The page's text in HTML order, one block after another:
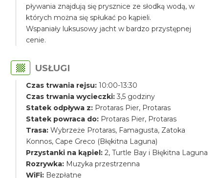
pływania znajdują się prysznice ze słodką wodą, w
których można się spłukać po kąpieli.
Wspaniały luksusowy jacht w bardzo przystępnej
cenie.
USŁUGI
Czas trwania rejsu: 10:00-13:30
Czas trwania wycieczki: 3,5 godziny
Statek odpływa z: Protaras Pier, Protaras
Statek powraca do: Protaras Pier, Protaras
Trasa: Wybrzeże Protaras, Famagusta, Zatoka
Konnos, Cape Greco (Błękitna Laguna)
Przystanki na kąpiel: 2, Turtle Bay i Błękitna Laguna
Rozrywka: Muzyka przestrzenna
WiFi: Bezpłatne